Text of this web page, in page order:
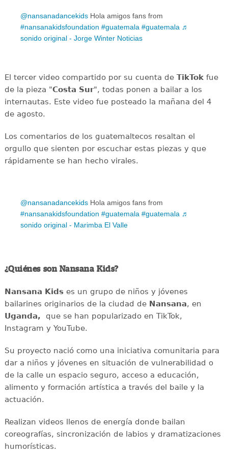
@nansanadancekids Hola amigos fans from
#nansanakidsfoundation #guatemala #guatemala ♬
sonido original - Jorge Winter Noticias
El tercer video compartido por su cuenta de TikTokfue
de la pieza "Costa Sur", todas ponen a bailar a los
internautas. Este video fue posteado la mañana del 4
de agosto.
Los comentarios de los guatemaltecos resaltan el
orgullo que sienten por escuchar estas piezas y que
rápidamente se han hecho virales.
@nansanadancekids Hola amigos fans from
#nansanakidsfoundation #guatemala #guatemala ♬
sonido original - Marimba El Valle
¿Quiénes son Nansana Kids?
Nansana Kidses un grupo de niños y jóvenes
bailarines originarios de la ciudad de Nansana, en
Uganda, que se han popularizado en TikTok,
Instagram y YouTube.
Su proyecto nació como una iniciativa comunitaria para
dar a niños y jóvenes en situación de vulnerabilidad o
de la calle un espacio seguro, acceso a educación,
alimento y formación artística a través del baile y la
actuación.
Realizan videos llenos de energía donde bailan
coreografías, sincronización de labios y dramatizaciones
humorísticas.